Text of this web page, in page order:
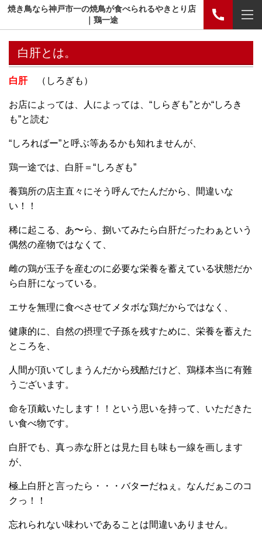
焼き鳥なら神戸市一の焼鳥が食べられるやきとり店
｜鶏一途
白肝とは。
白肝 （しろぎも）
お店によっては、人によっては、“しらぎも”とか“しろき
も”と読む
“しろればー”と呼ぶ等あるかも知れませんが、
鶏一途では、白肝＝“しろぎも”
養鶏所の店主直々にそう呼んでたんだから、間違いな
い！！
稀に起こる、あ〜ら、捌いてみたら白肝だったわぁという
偶然の産物ではなくて、
雌の鶏が玉子を産むのに必要な栄養を蓄えている状態だか
ら白肝になっている。
エサを無理に食べさせてメタボな鶏だからではなく、
健康的に、自然の摂理で子孫を残すために、栄養を蓄えた
ところを、
人間が頂いてしまうんだから残酷だけど、鶏様本当に有難
うございます。
命を頂戴いたします！！という思いを持って、いただきた
い食べ物です。
白肝でも、真っ赤な肝とは見た目も味も一線を画します
が、
極上白肝と言ったら・・・バターだねぇ。なんだぁこのコ
クっ！！
忘れられない味わいであることは間違いありません。